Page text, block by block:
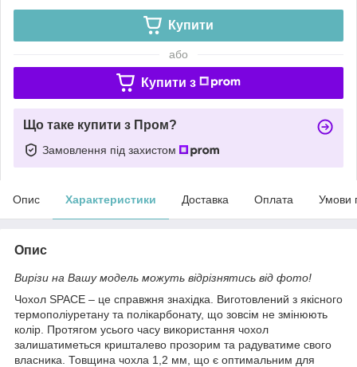
Купити
або
Купити з
Що таке купити з Пром?
Замовлення під захистом
Опис Характеристики Доставка Оплата Умови
Опис
Вирізи на Вашу модель можуть відрізнятись від фото!
Чохол SPACE – це справжня знахідка. Виготовлений з якісного
термополіуретану та полікарбонату, що зовсім не змінюють
колір. Протягом усього часу використання чохол
залишатиметься кришталево прозорим та радуватиме свого
власника. Товщина чохла 1,2 мм, що є оптимальним для